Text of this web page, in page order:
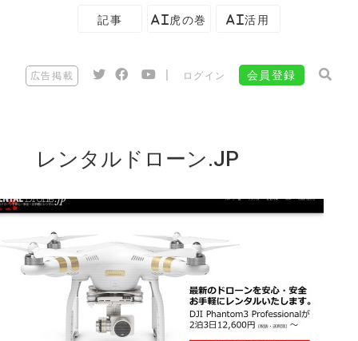
記事 AI虎の巻 AI活用
広告掲載 ログイン 会員登録
レンタルドローン.JP